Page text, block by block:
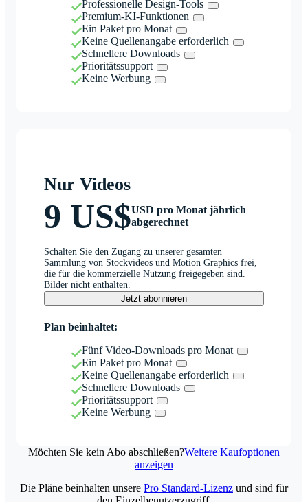
Professionelle Design-Tools
Premium-KI-Funktionen
Ein Paket pro Monat
Keine Quellenangabe erforderlich
Schnellere Downloads
Prioritätssupport
Keine Werbung
Nur Videos
9 US$USD pro Monat jährlich
abgerechnet
Schalten Sie den Zugang zu unserer gesamten
Sammlung von Stockvideos und Motion Graphics frei,
die für die kommerzielle Nutzung freigegeben sind.
Bilder nicht enthalten.
Jetzt abonnieren
Plan beinhaltet:
Fünf Video-Downloads pro Monat
Ein Paket pro Monat
Keine Quellenangabe erforderlich
Schnellere Downloads
Prioritätssupport
Keine Werbung
Möchten Sie kein Abo abschließen?Weitere Kaufoptionen
anzeigen
Die Pläne beinhalten unsere Pro Standard-Lizenz und sind für